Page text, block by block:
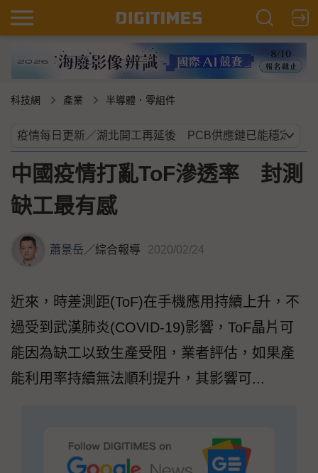
科技網 產業 半導體．零組件
中國疫情打亂ToF滲透率 封測
缺工最有感
蕭景岳／綜合報導 2020/02/24
近來，時差測距(ToF)在手機應用持續上升，不
過受到武漢肺炎(COVID-19)影響，ToF晶片可
能因為缺工以致生產受阻，業者評估，如果產
能利用率持續無法順利提升，其影響可...